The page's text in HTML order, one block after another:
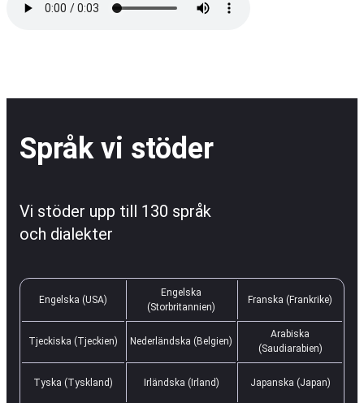
Språk vi stöder
Vi stöder upp till 130 språk
och dialekter
Engelska (USA)
Engelska
(Storbritannien)
Franska (Frankrike)
Tjeckiska (Tjeckien) Nederländska (Belgien)
Arabiska
(Saudiarabien)
Tyska (Tyskland) Irländska (Irland) Japanska (Japan)